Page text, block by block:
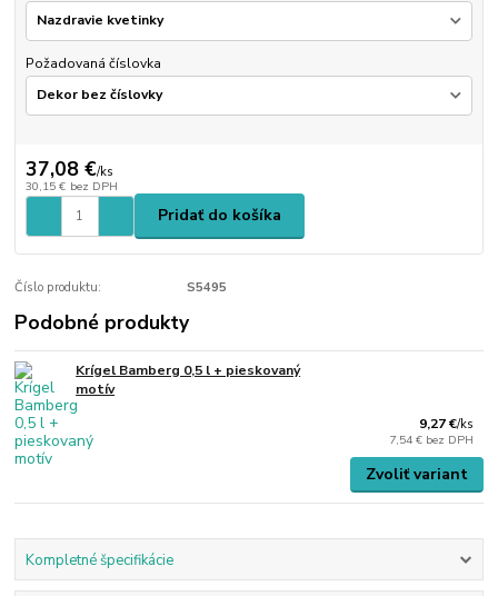
Požadovaná číslovka
37,08 €/ks
30,15 € bez DPH
Pridať do košíka
Číslo produktu: S5495
Podobné produkty
Krígel Bamberg 0,5 l + pieskovaný
motív
9,27 €/ks
7,54 € bez DPH
Zvoliť variant
Kompletné špecifikácie